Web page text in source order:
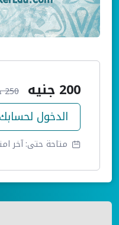
200 جنيه 250
الدخول لحسابك
متاحة حتى:آخر